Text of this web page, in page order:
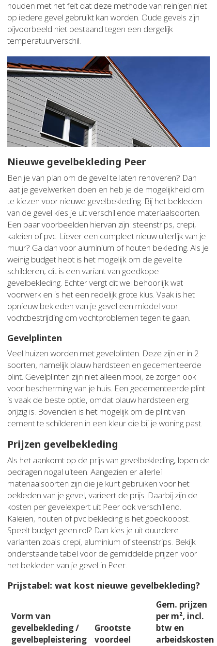
houden met het feit dat deze methode van reinigen niet
op iedere gevel gebruikt kan worden. Oude gevels zijn
bijvoorbeeld niet bestaand tegen een dergelijk
temperatuurverschil.
Nieuwe gevelbekleding Peer
Ben je van plan om de gevel te laten renoveren? Dan
laat je gevelwerken doen en heb je de mogelijkheid om
te kiezen voor nieuwe gevelbekleding. Bij het bekleden
van de gevel kies je uit verschillende materiaalsoorten.
Een paar voorbeelden hiervan zijn: steenstrips, crepi,
kaleien of pvc. Liever een compleet nieuw uiterlijk van je
muur? Ga dan voor aluminium of houten bekleding. Als je
weinig budget hebt is het mogelijk om de gevel te
schilderen, dit is een variant van goedkope
gevelbekleding. Echter vergt dit wel behoorlijk wat
voorwerk en is het een redelijk grote klus. Vaak is het
opnieuw bekleden van je gevel een middel voor
vochtbestrijding om vochtproblemen tegen te gaan.
Gevelplinten
Veel huizen worden met gevelplinten. Deze zijn er in 2
soorten, namelijk blauw hardsteen en gecementeerde
plint. Gevelplinten zijn niet alleen mooi, ze zorgen ook
voor bescherming van je huis. Een gecementeerde plint
is vaak de beste optie, omdat blauw hardsteen erg
prijzig is. Bovendien is het mogelijk om de plint van
cement te schilderen in een kleur die bij je woning past.
Prijzen gevelbekleding
Als het aankomt op de prijs van gevelbekleding, lopen de
bedragen nogal uiteen. Aangezien er allerlei
materiaalsoorten zijn die je kunt gebruiken voor het
bekleden van je gevel, varieert de prijs. Daarbij zijn de
kosten per gevelexpert uit Peer ook verschillend.
Kaleien, houten of pvc bekleding is het goedkoopst.
Speelt budget geen rol? Dan kies je uit duurdere
varianten zoals crepi, aluminium of steenstrips. Bekijk
onderstaande tabel voor de gemiddelde prijzen voor
het bekleden van je gevel in Peer.
Prijstabel: wat kost nieuwe gevelbekleding?
Vorm van
gevelbekleding /
gevelbepleistering
Grootste
voordeel
Gem. prijzen
per m², incl.
btw en
arbeidskosten